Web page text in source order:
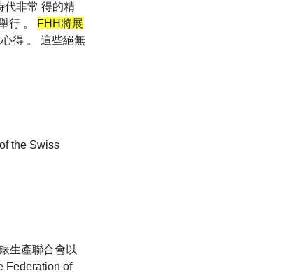
代非常 得的精
行 。
FHH將展
得 。 這些絕無
the Swiss
生產聯合會以
Federation of